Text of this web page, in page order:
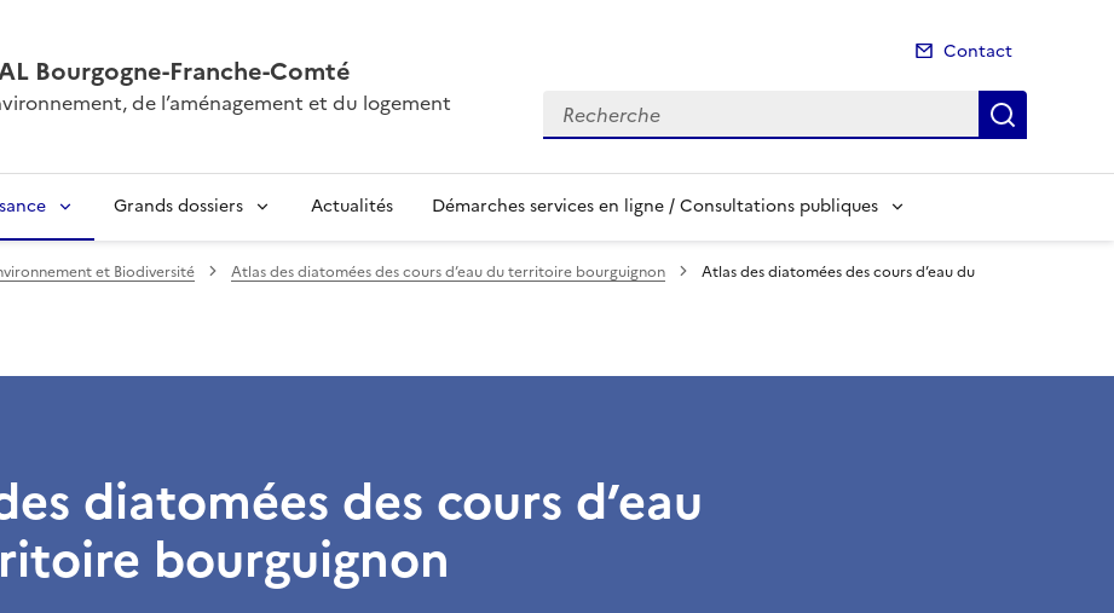
Bourgogne-Franche-Comté
de l’aménagement et du logement
Contact
Recherche
Grands dossiers Actualités Démarches services en ligne / Consultations publiques
et Biodiversité Atlas des diatomées des cours d’eau du territoire bourguignon
Atlas des diatomées des cours d’eau du
diatomées des cours d’eau
bourguignon